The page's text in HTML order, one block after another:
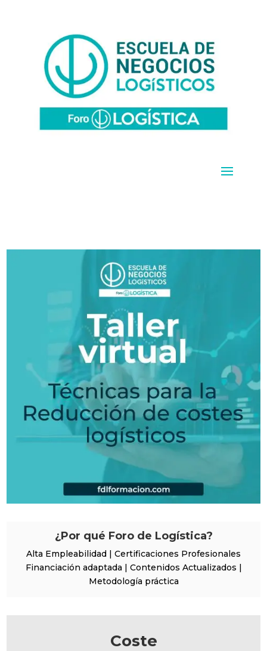
¿Por qué Foro de Logística?
Alta Empleabilidad | Certificaciones Profesionales
Financiación adaptada | Contenidos Actualizados |
Metodología práctica
Coste